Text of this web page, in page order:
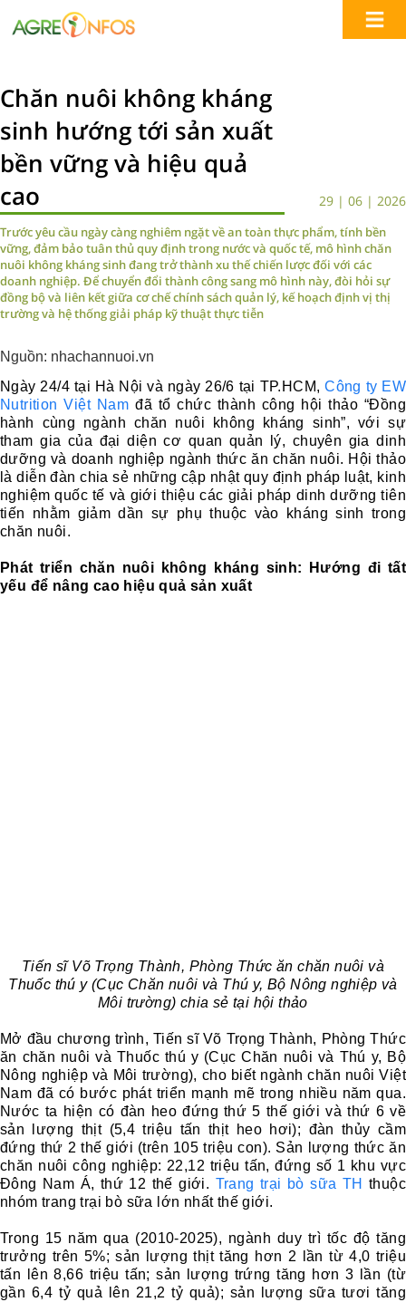
Chăn nuôi không kháng
sinh hướng tới sản xuất
bền vững và hiệu quả
cao
29 | 06 | 2026
Trước yêu cầu ngày càng nghiêm ngặt về an toàn thực phẩm, tính bền
vững, đảm bảo tuân thủ quy định trong nước và quốc tế, mô hình chăn
nuôi không kháng sinh đang trở thành xu thế chiến lược đối với các
doanh nghiệp. Để chuyển đổi thành công sang mô hình này, đòi hỏi sự
đồng bộ và liên kết giữa cơ chế chính sách quản lý, kế hoạch định vị thị
trường và hệ thống giải pháp kỹ thuật thực tiễn
Nguồn: nhachannuoi.vn
Ngày 24/4 tại Hà Nội và ngày 26/6 tại TP.HCM,Công ty EW
Nutrition Việt Nam đã tổ chức thành công hội thảo “Đồng
hành cùng ngành chăn nuôi không kháng sinh”, với sự
tham gia của đại diện cơ quan quản lý, chuyên gia dinh
dưỡng và doanh nghiệp ngành thức ăn chăn nuôi. Hội thảo
là diễn đàn chia sẻ những cập nhật quy định pháp luật, kinh
nghiệm quốc tế và giới thiệu các giải pháp dinh dưỡng tiên
tiến nhằm giảm dần sự phụ thuộc vào kháng sinh trong
chăn nuôi.
Phát triển chăn nuôi không kháng sinh: Hướng đi tất
yếu để nâng cao hiệu quả sản xuất
Tiến sĩ Võ Trọng Thành, Phòng Thức ăn chăn nuôi và
Thuốc thú y (Cục Chăn nuôi và Thú y, Bộ Nông nghiệp và
Môi trường) chia sẻ tại hội thảo
Mở đầu chương trình, Tiến sĩ Võ Trọng Thành, Phòng Thức
ăn chăn nuôi và Thuốc thú y (Cục Chăn nuôi và Thú y, Bộ
Nông nghiệp và Môi trường), cho biết ngành chăn nuôi Việt
Nam đã có bước phát triển mạnh mẽ trong nhiều năm qua.
Nước ta hiện có đàn heo đứng thứ 5 thế giới và thứ 6 về
sản lượng thịt (5,4 triệu tấn thịt heo hơi); đàn thủy cầm
đứng thứ 2 thế giới (trên 105 triệu con). Sản lượng thức ăn
chăn nuôi công nghiệp: 22,12 triệu tấn, đứng số 1 khu vực
Đông Nam Á, thứ 12 thế giới. Trang trại bò sữa TH thuộc
nhóm trang trại bò sữa lớn nhất thế giới.
Trong 15 năm qua (2010-2025), ngành duy trì tốc độ tăng
trưởng trên 5%; sản lượng thịt tăng hơn 2 lần từ 4,0 triệu
tấn lên 8,66 triệu tấn; sản lượng trứng tăng hơn 3 lần (từ
gần 6,4 tỷ quả lên 21,2 tỷ quả); sản lượng sữa tươi tăng